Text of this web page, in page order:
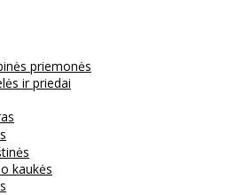
priemonės
ir priedai
kaukės